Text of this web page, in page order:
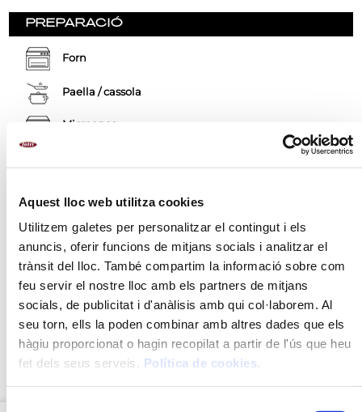
Aquest lloc web utilitza cookies
Utilitzem galetes per personalitzar el contingut i els
anuncis, oferir funcions de mitjans socials i analitzar el
trànsit del lloc. També compartim la informació sobre com
feu servir el nostre lloc amb els partners de mitjans
socials, de publicitat i d'anàlisis amb qui col·laborem. Al
seu torn, ells la poden combinar amb altres dades que els
hàgiu proporcionat o hagin recopilat a partir de l'ús que heu
fet dels seus serveis. Política de cookies.
PREPARACIÓ
Forn
Paella / cassola
Microones
DESCRIPCIÓ
RECOMANACIONS
INGREDIENTS
VALORS NUTRICIONALS
NOU